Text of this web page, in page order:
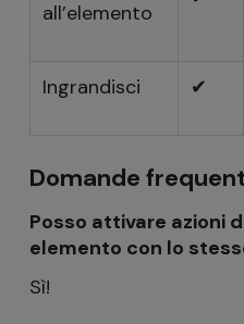
all’elemento
Ingrandisci ✔
Domande
Posso attivare azioni
elemento con lo
Sì!